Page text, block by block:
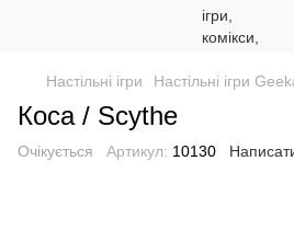
Настільні ігри Настільні ігри
Коса / Scythe
Очікується Артикул: 10130